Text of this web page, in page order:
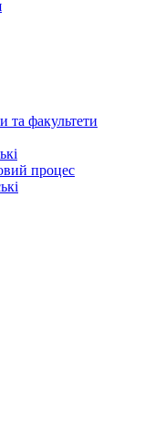
та факультети
процес